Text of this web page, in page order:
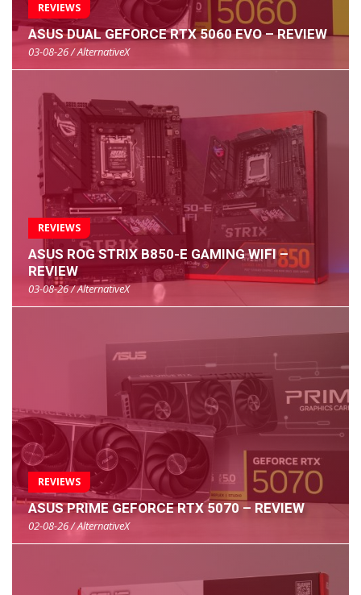
REVIEWS
ASUS DUAL GEFORCE RTX 5060 EVO – REVIEW
03-08-26 / AlternativeX
REVIEWS
ASUS ROG STRIX B850-E GAMING WIFI –
REVIEW
03-08-26 / AlternativeX
REVIEWS
ASUS PRIME GEFORCE RTX 5070 – REVIEW
02-08-26 / AlternativeX